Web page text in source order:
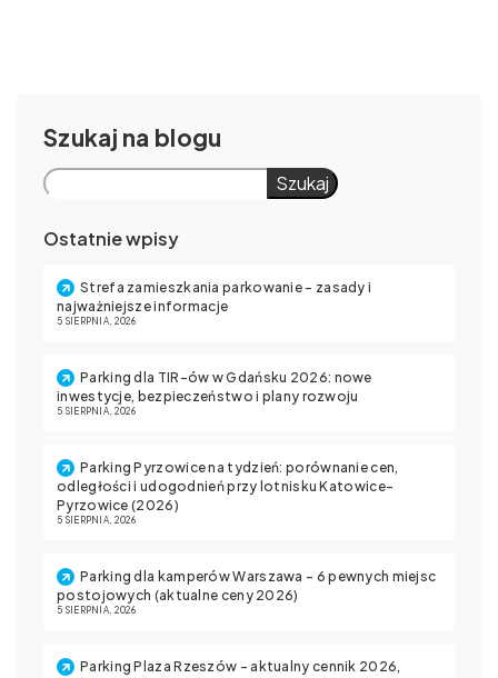
Szukaj
Szukaj
Ostatnie wpisy
Strefa zamieszkania parkowanie – zasady i
najważniejsze informacje
5 SIERPNIA, 2026
Parking dla TIR-ów w Gdańsku 2026: nowe
inwestycje, bezpieczeństwo i plany rozwoju
5 SIERPNIA, 2026
Parking Pyrzowice na tydzień: porównanie cen,
odległości i udogodnień przy lotnisku Katowice-
Pyrzowice (2026)
5 SIERPNIA, 2026
Parking dla kamperów Warszawa – 6 pewnych miejsc
postojowych (aktualne ceny 2026)
5 SIERPNIA, 2026
Parking Plaza Rzeszów – aktualny cennik 2026,